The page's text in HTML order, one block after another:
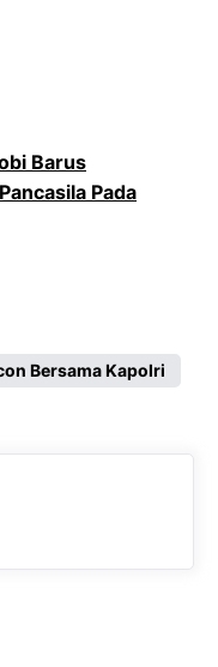
Barus
Pada
Bersama Kapolri